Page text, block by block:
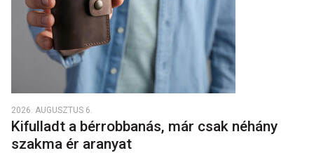
2026. AUGUSZTUS 6.
Kifulladt a bérrobbanás, már csak néhány
szakma ér aranyat